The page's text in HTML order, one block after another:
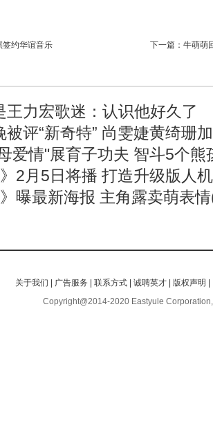
签约华谊音乐 下一篇： 牛萌萌
王力宏歌迷：认识他好久了
被评“新奇特” 尚雯婕黄绮珊
爱情"展育子功夫 智斗5个熊
》2月5日将播 打造升级版人
》曝最新海报 主角露卖萌表
关于我们 广告服务 |联系方式 |诚聘英才 版权声明
Copyright@2014-2020 Eastyule